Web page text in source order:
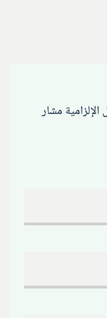
الإلزامية مشار